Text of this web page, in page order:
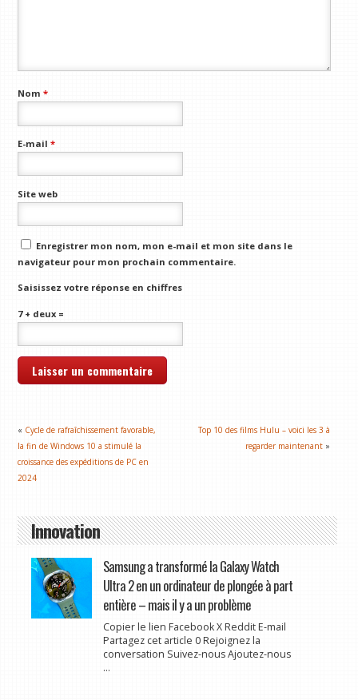
Nom*
E-mail*
Site web
Enregistrer mon nom, mon e-mail et mon site dans le
navigateur pour mon prochain commentaire.
Saisissez votre réponse en chiffres
7 + deux =
« Cycle de rafraîchissement favorable,
la fin de Windows 10 a stimulé la
croissance des expéditions de PC en
2024
Top 10 des films Hulu – voici les 3 à
regarder maintenant »
Innovation
Samsung a transformé la Galaxy Watch
Ultra 2 en un ordinateur de plongée à part
entière – mais il y a un problème
Copier le lien Facebook X Reddit E-mail
Partagez cet article 0 Rejoignez la
conversation Suivez-nous Ajoutez-nous
...